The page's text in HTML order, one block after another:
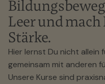
Leer und
Stärke.
Hier lernst Du nicht allein
gemeinsam mit anderen
Unsere Kurse sind